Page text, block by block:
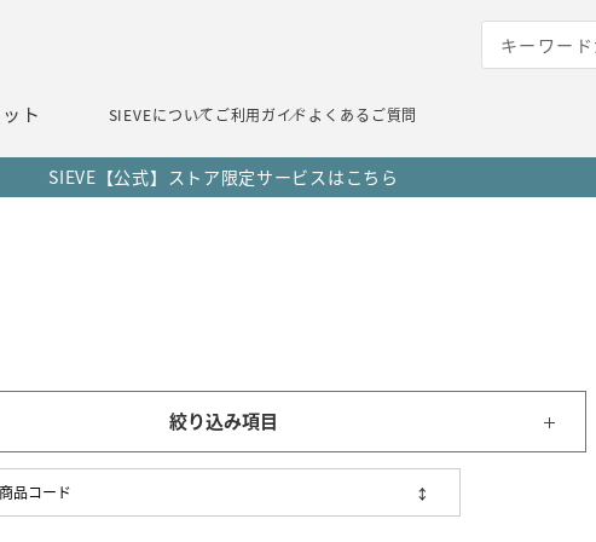
ト SIEVEについて ご利用ガイドよくあるご質問
SIEVE【公式】ストア限定サービスはこちら
絞り込み